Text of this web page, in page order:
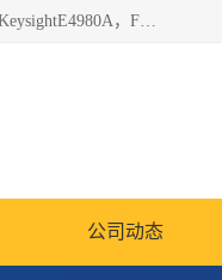
深圳中瑞仪科电子有限公司（zhongr1027.cn.b2b168.com）主要从事回收二手仪器，工厂仪器，回收示波器，KeysightE4980A，FLUKE754，MT8852B，IFR3920，Agilent N4010A，MT8852B等业务，全国统一热线：13570873835。深圳中瑞仪科电子有限公司整批或单出，专业评估高价回收工厂闲置仪器。
公司动态